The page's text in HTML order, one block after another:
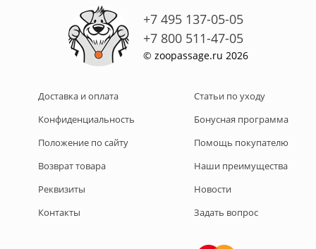
+7 495 137-05-05
+7 800 511-47-05
© zoopassage.ru 2026
Доставка и оплата
Конфиденциальность
Положение по сайту
Возврат товара
Реквизиты
Контакты
Статьи по уходу
Бонусная программа
Помощь покупателю
Наши преимущества
Новости
Задать вопрос